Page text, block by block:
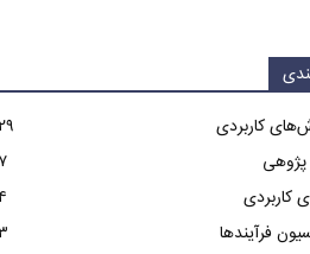
کاربردی
پژوهی
کاربردی
فرآیندها